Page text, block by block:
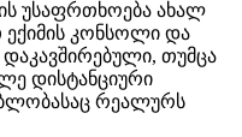
უსაფრთხოება ახალ
ექიმის კონსოლი და
თუმცა
დისტანციური
რეალურს